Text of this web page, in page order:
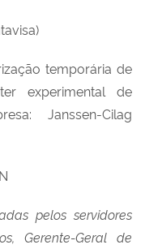
temporária de
experimental de
Janssen-Cilag
pelos servidores
Gerente-Geral de